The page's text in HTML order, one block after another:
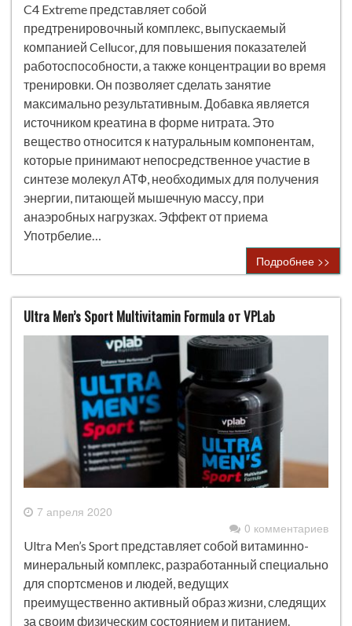
C4 Extreme представляет собой
предтренировочный комплекс, выпускаемый
компанией Cellucor, для повышения показателей
работоспособности, а также концентрации во время
тренировки. Он позволяет сделать занятие
максимально результативным. Добавка является
источником креатина в форме нитрата. Это
вещество относится к натуральным компонентам,
которые принимают непосредственное участие в
синтезе молекул АТФ, необходимых для получения
энергии, питающей мышечную массу, при
анаэробных нагрузках. Эффект от приема
Употрбелие…
Подробнее >>
Ultra Men’s Sport Multivitamin Formula от VPLab
7 апреля 2020
0 комментариев
Ultra Men’s Sport представляет собой витаминно-
минеральный комплекс, разработанный специально
для спортсменов и людей, ведущих
преимущественно активный образ жизни, следящих
за своим физическим состоянием и питанием.